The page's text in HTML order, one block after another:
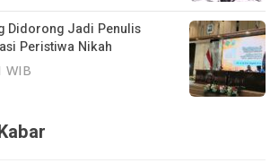
Didorong Jadi Penulis
Peristiwa Nikah
WIB